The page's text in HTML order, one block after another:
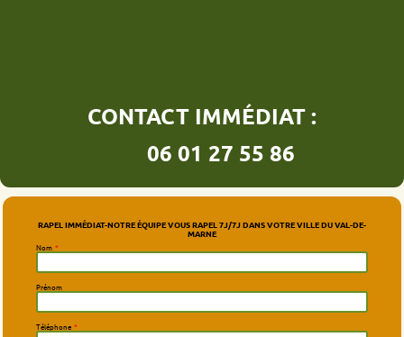
CONTACT IMMÉDIAT :
06 01 27 55 86
RAPEL IMMÉDIAT-NOTRE ÉQUIPE VOUS RAPEL 7J/7J DANS VOTRE VILLE DU VAL-DE-
MARNE
Nom *
Prénom
Téléphone *